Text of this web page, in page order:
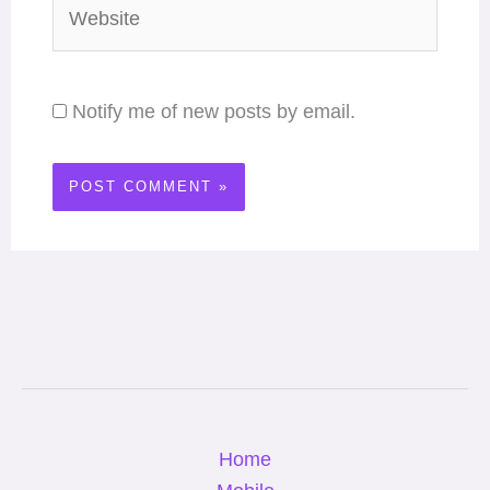
Notify me of new posts by email.
Home